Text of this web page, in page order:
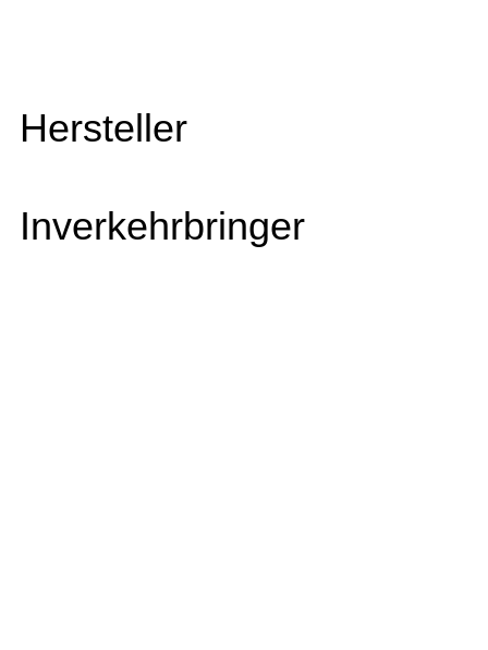
Hersteller
Inverkehrbringer